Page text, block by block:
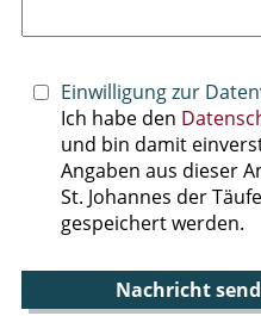
Einwilligung zur
Ich habe den
und bin damit
Angaben aus dieser
St. Johannes der
gespeichert werden.
Nachricht